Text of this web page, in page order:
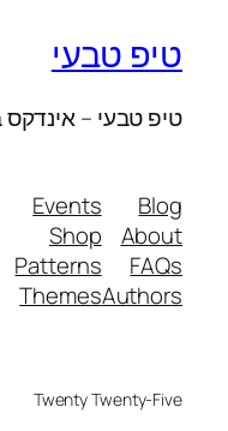
טיפ טבעי
טיפ טבעי –
Blog
About
FAQs
Authors
Events
Shop
Patterns
Themes
Twenty Twenty-Five